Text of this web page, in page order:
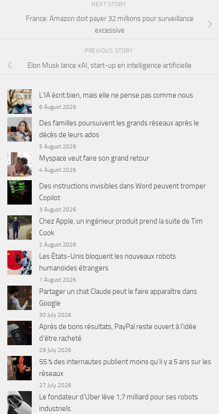
NEXT STORY
France: Amazon doit payer 32 millions pour surveillance
excessive
PREVIOUS STORY
Elon Musk lance xAI, start-up en intelligence artificielle
L’IA écrit bien, mais elle ne pense pas comme nous
6 August 2026
Des familles poursuivent les grands réseaux après le
décès de leurs ados
5 August 2026
Myspace veut faire son grand retour
4 August 2026
Des instructions invisibles dans Word peuvent tromper
Copilot
3 August 2026
Chez Apple, un ingénieur produit prend la suite de Tim
Cook
2 August 2026
Les États-Unis bloquent les nouveaux robots
humanoïdes étrangers
1 August 2026
Partager un chat Claude peut le faire apparaître dans
Google
30 July 2026
Après de bons résultats, PayPal reste ouvert à l’idée
d’être racheté
29 July 2026
55 % des internautes publient moins qu’il y a 5 ans sur les
réseaux
27 July 2026
Le fondateur d’Uber lève 1,7 milliard pour ses robots
industriels